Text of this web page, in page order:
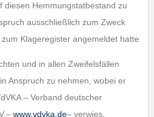
diesen Hemmungstatbestand zu
ausschließlich zum Zweck
Klageregister angemeldet hatte
und in allen Zweifelsfällen
Anspruch zu nehmen, wobei er
– Verband deutscher
www.vdvka.de– verwies.